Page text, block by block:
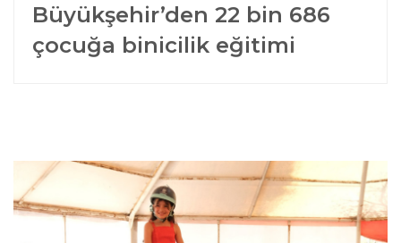
Büyükşehir’den 22 bin 686
çocuğa binicilik eğitimi